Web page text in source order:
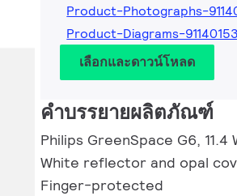
Product-Photographs-
Product-Diagrams-
เลือกและดาวน์โหลด
คำบรรยายผลิตภัณฑ์
Philips GreenSpace G6, 11.4
White reflector and opal
Finger-protected